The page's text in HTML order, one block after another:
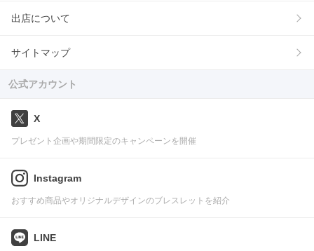
出店について
サイトマップ
公式アカウント
X
プレゼント企画や期間限定のキャンペーンを開催
Instagram
おすすめ商品やオリジナルデザインのブレスレットを紹介
LINE